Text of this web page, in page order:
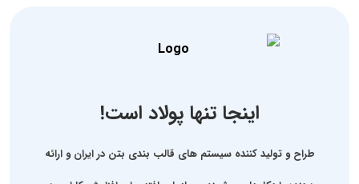
اینجا تنها پولاد است!
طراح و تولید کننده سیستم های قالب بندی بتن در ایران و ارائه